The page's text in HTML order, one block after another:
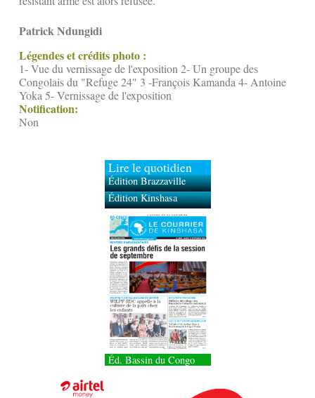
Patrick Ndungidi
Légendes et crédits photo :
1- Vue du vernissage de l'exposition 2- Un groupe des
Congolais du "Refuge 24" 3 -François Kamanda 4- Antoine
Yoka 5- Vernissage de l'exposition
Notification:
Non
Lire le quotidien
Édition Brazzaville
Édition Kinshasa
Éd. Bassin du Congo